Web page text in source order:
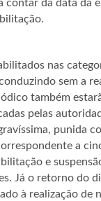
contar da data da
nas
sem a
também
pelas
punida
a
e
Já o retorno do
à realização de